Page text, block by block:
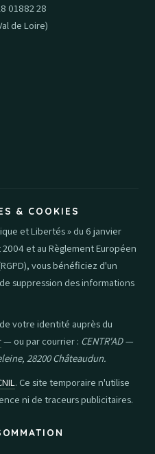
01882 28
de Loire)
& COOKIES
et Libertés » du 6 janvier
et au Règlement Européen
vous bénéficiez d'un
suppression des informations
votre identité auprès du
— ou par courrier : CENTR'AD —
28200 Châteaudun.
. Ce site temporaire n'utilise
ni de traceurs publicitaires.